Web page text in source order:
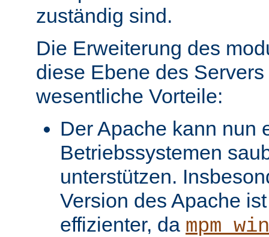
zuständig sind.
Die Erweiterung des
diese Ebene des
wesentliche Vorteile:
Der Apache kann nun
Betriebssystemen
unterstützen.
Version des Apache
effizienter, da